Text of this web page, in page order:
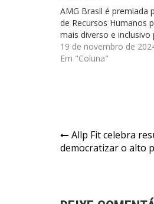
AMG Brasil é premiada
de Recursos Humanos
mais diverso e inclusivo
19 de novembro de
Em "Coluna"
Navegação
de
Allp Fit celebra
democratizar o alto